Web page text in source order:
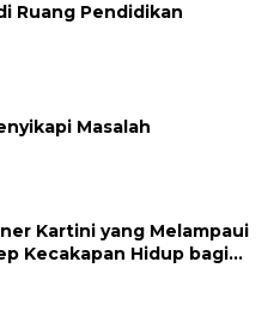
Ruang Pendidikan
Masalah
Kartini yang Melampaui
bagi